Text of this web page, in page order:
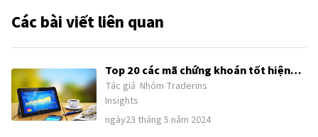
Các bài viết liên quan
Top 20 các mã chứng khoán tốt hiện
nay và tăng trưởng tốt nên đầu tư
2024
Tác giả Nhóm Traderins
Insights
ngày23 tháng 5 năm 2024